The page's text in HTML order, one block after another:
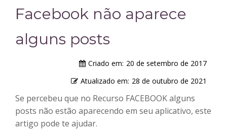
Facebook não aparece
alguns posts
Criado em: 20 de setembro de 2017
Atualizado em: 28 de outubro de 2021
Se percebeu que no Recurso FACEBOOK alguns
posts não estão aparecendo em seu aplicativo, este
artigo pode te ajudar.